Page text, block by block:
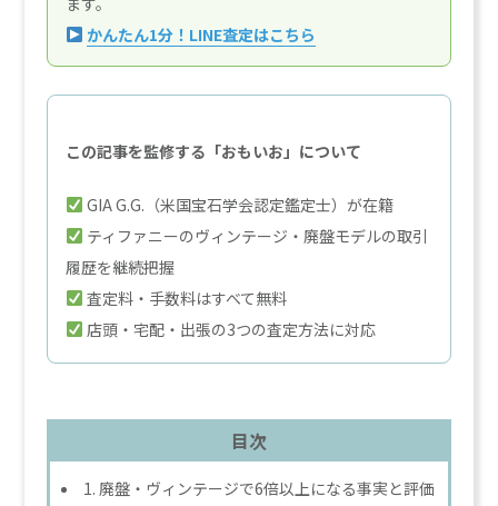
かんたん1分！LINE査定はこちら
この記事を監修する「おもいお」について
GIA G.G.（米国宝石学会認定鑑定士）が在籍
ティファニーのヴィンテージ・廃盤モデルの取引
履歴を継続把握
査定料・手数料はすべて無料
店頭・宅配・出張の3つの査定方法に対応
目次
1. 廃盤・ヴィンテージで6倍以上になる事実と評価